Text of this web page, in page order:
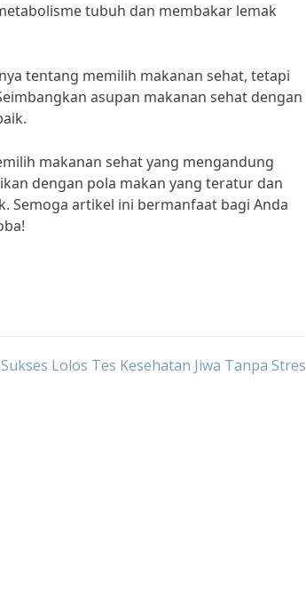
tubuh dan membakar lemak
tentang memilih makanan sehat, tetapi
asupan makanan sehat dengan
makanan sehat yang mengandung
dengan pola makan yang teratur dan
Semoga artikel ini bermanfaat bagi Anda
Lolos Tes Kesehatan Jiwa Tanpa Stres